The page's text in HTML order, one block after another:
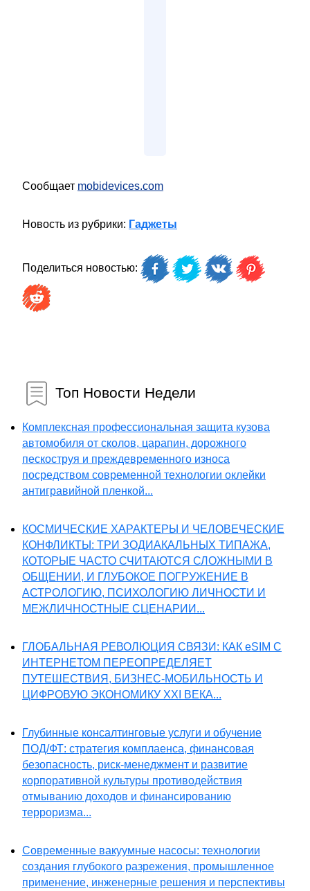
Сообщает mobidevices.com
Новость из рубрики: Гаджеты
Поделиться новостью:
Топ Новости Недели
Комплексная профессиональная защита кузова
автомобиля от сколов, царапин, дорожного
пескоструя и преждевременного износа
посредством современной технологии оклейки
антигравийной пленкой...
КОСМИЧЕСКИЕ ХАРАКТЕРЫ И ЧЕЛОВЕЧЕСКИЕ
КОНФЛИКТЫ: ТРИ ЗОДИАКАЛЬНЫХ ТИПАЖА,
КОТОРЫЕ ЧАСТО СЧИТАЮТСЯ СЛОЖНЫМИ В
ОБЩЕНИИ, И ГЛУБОКОЕ ПОГРУЖЕНИЕ В
АСТРОЛОГИЮ, ПСИХОЛОГИЮ ЛИЧНОСТИ И
МЕЖЛИЧНОСТНЫЕ СЦЕНАРИИ...
ГЛОБАЛЬНАЯ РЕВОЛЮЦИЯ СВЯЗИ: КАК eSIM С
ИНТЕРНЕТОМ ПЕРЕОПРЕДЕЛЯЕТ
ПУТЕШЕСТВИЯ, БИЗНЕС-МОБИЛЬНОСТЬ И
ЦИФРОВУЮ ЭКОНОМИКУ XXI ВЕКА...
Глубинные консалтинговые услуги и обучение
ПОД/ФТ: стратегия комплаенса, финансовая
безопасность, риск-менеджмент и развитие
корпоративной культуры противодействия
отмыванию доходов и финансированию
терроризма...
Современные вакуумные насосы: технологии
создания глубокого разрежения, промышленное
применение, инженерные решения и перспективы